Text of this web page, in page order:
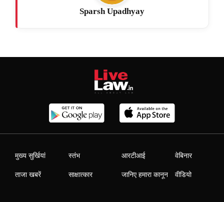
Sparsh Upadhyay
मुख्य सुर्खियां
ताजा खबरें
स्तंभ
साक्षात्कार
आरटीआई
जानिए हमारा कानून
वेबिनार
वीडियो